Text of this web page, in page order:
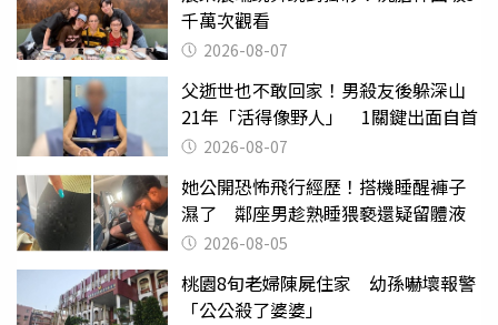
千萬次觀看
2026-08-07
父逝世也不敢回家！男殺友後躲深山
21年「活得像野人」 1關鍵出面自首
2026-08-07
她公開恐怖飛行經歷！搭機睡醒褲子
濕了 鄰座男趁熟睡猥褻還疑留體液
2026-08-05
桃園8旬老婦陳屍住家 幼孫嚇壞報警
「公公殺了婆婆」